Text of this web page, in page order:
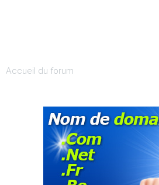
Accueil du forum